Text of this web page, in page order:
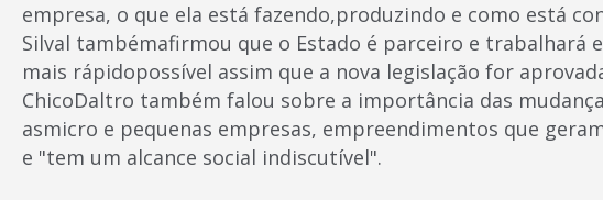
empresa, o que ela está fazendo,produzindo e como está
Silval tambémafirmou que o Estado é parceiro e trabalhará
mais rápidopossível assim que a nova legislação for
ChicoDaltro também falou sobre a importância das
asmicro e pequenas empresas, empreendimentos que
e "tem um alcance social indiscutível".